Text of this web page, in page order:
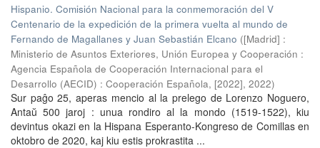
Hispanio. Comisión Nacional para la conmemoración del V
Centenario de la expedición de la primera vuelta al mundo de
Fernando de Magallanes y Juan Sebastián Elcano ([Madrid] :
Ministerio de Asuntos Exteriores, Unión Europea y Cooperación :
Agencia Española de Cooperación Internacional para el
Desarrollo (AECID) : Cooperación Española, [2022], 2022)
Sur paĝo 25, aperas mencio al la prelego de Lorenzo Noguero,
Antaŭ 500 jaroj : unua rondiro al la mondo (1519-1522), kiu
devintus okazi en la Hispana Esperanto-Kongreso de Comillas en
oktobro de 2020, kaj kiu estis prokrastita ...